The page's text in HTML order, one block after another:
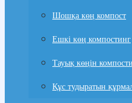
Шошқа көң компост
Ешкі көң компостинг
Тауық көңін
Құс тудыратын